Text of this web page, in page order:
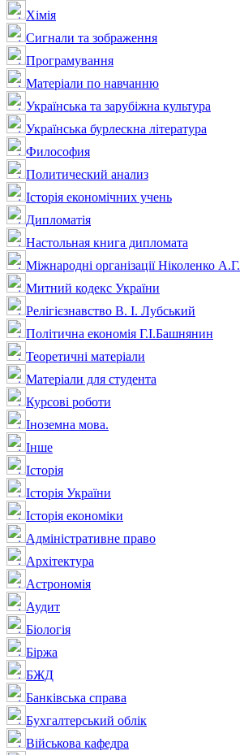
Хімія
Сигнали та зображення
Програмування
Матеріали по навчанню
Українська та зарубіжна культура
Українська бурлескна література
Философия
Политический анализ
Історія економічних учень
Дипломатія
Настольная книга дипломата
Міжнародні організації Ніколенко А.Г.
Митний кодекс України
Релігієзнавство В. І. Лубський
Політична економія Г.І.Башнянин
Теоретичні матеріали
Матеріали для студента
Курсові роботи
Іноземна мова.
Інше
Історія
Історія України
Історія економіки
Адміністративне право
Архітектура
Астрономія
Аудит
Біологія
Біржа
БЖД
Банківська справа
Бухгалтерський облік
Військова кафедра